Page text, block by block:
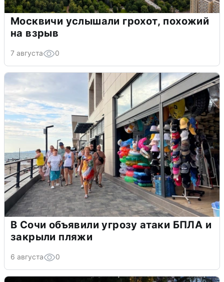
Москвичи услышали грохот, похожий
на взрыв
7 августа 0
В Сочи объявили угрозу атаки БПЛА и
закрыли пляжи
6 августа 0